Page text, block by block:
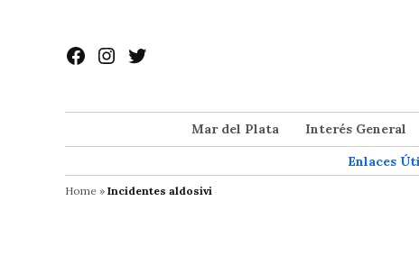
contenido
Facebook
Instagram
Twitter
Mar del Plata Interés General
Enlaces
Home » Incidentes aldosivi